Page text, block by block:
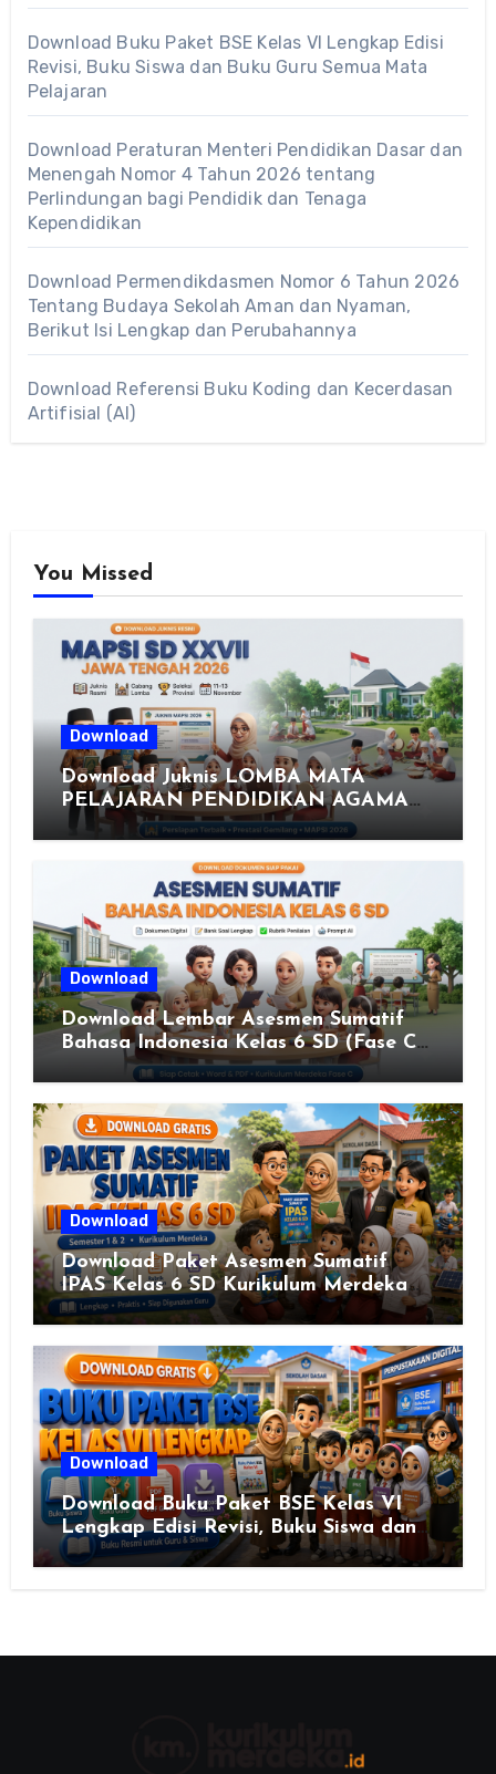
Download Buku Paket BSE Kelas VI Lengkap Edisi
Revisi, Buku Siswa dan Buku Guru Semua Mata
Pelajaran
Download Peraturan Menteri Pendidikan Dasar dan
Menengah Nomor 4 Tahun 2026 tentang
Perlindungan bagi Pendidik dan Tenaga
Kependidikan
Download Permendikdasmen Nomor 6 Tahun 2026
Tentang Budaya Sekolah Aman dan Nyaman,
Berikut Isi Lengkap dan Perubahannya
Download Referensi Buku Koding dan Kecerdasan
Artifisial (AI)
You Missed
Download
Download Juknis LOMBA MATA
PELAJARAN PENDIDIKAN AGAMA
ISLAM DAN SENI ISLAMI (MAPSI)
SEKOLAH DASAR XXVII PROVINSI
JAWA TENGAH TAHUN 2026
Download
Download Lembar Asesmen Sumatif
Bahasa Indonesia Kelas 6 SD (Fase C)
– Bank Soal & Rubrik Penilaian
Download
Download Paket Asesmen Sumatif
IPAS Kelas 6 SD Kurikulum Merdeka
Lengkap Semester 1 & 2
Download
Download Buku Paket BSE Kelas VI
Lengkap Edisi Revisi, Buku Siswa dan
Buku Guru Semua Mata Pelajaran